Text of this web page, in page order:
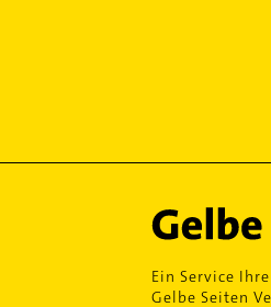
Ein Service
Gelbe Seiten